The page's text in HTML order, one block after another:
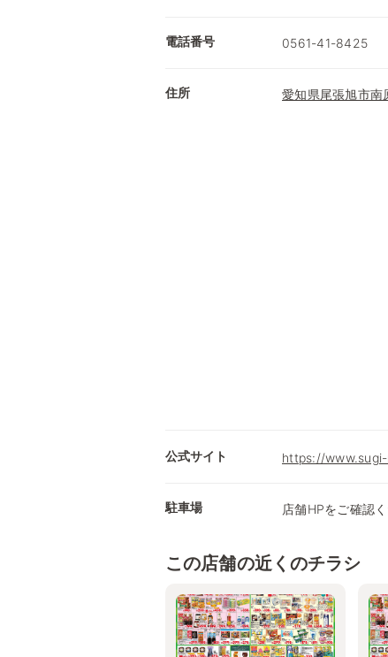
電話番号 0561-41-8425
住所 愛知県尾張旭市南
公式サイト https://
駐車場 店舗HPをご確認
この店舗の近くのチラシ